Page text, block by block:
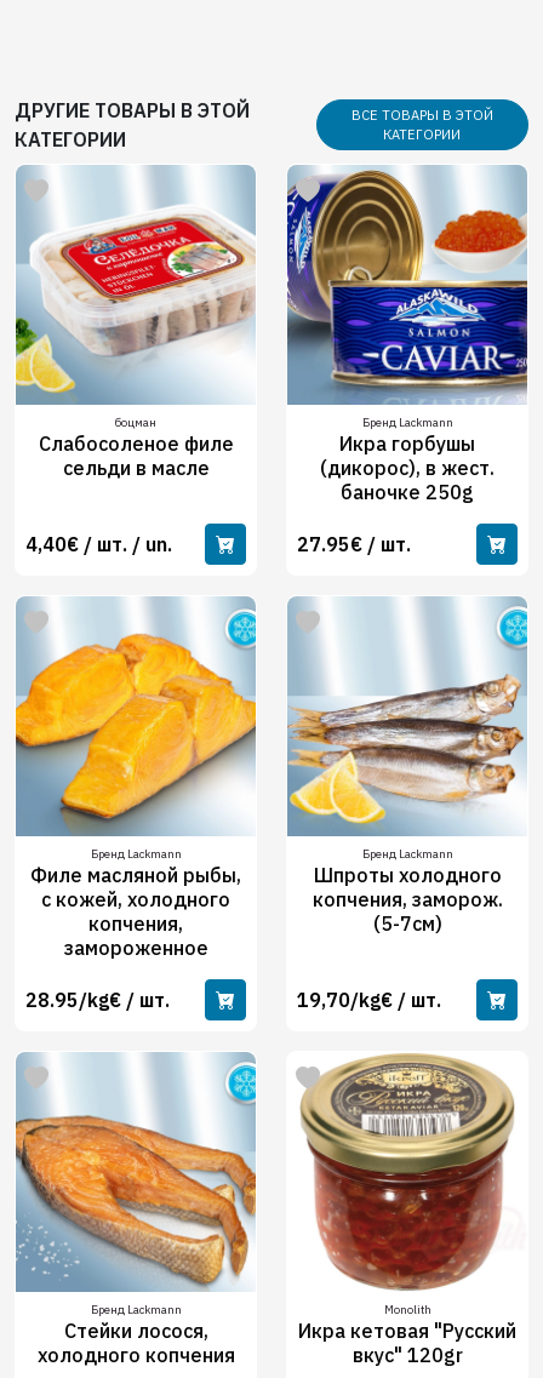
ДРУГИЕ ТОВАРЫ В ЭТОЙ
КАТЕГОРИИ
ВСЕ ТОВАРЫ В ЭТОЙ
КАТЕГОРИИ
боцман
Слабосоленое филе
сельди в масле
4,40€ / шт. / un.
Бренд Lackmann
Икра горбушы
(дикорос), в жест.
баночке 250g
27.95€ / шт.
Бренд Lackmann
Филе масляной рыбы,
с кожей, холодного
копчения,
замороженное
28.95/kg€ / шт.
Бренд Lackmann
Шпроты холодного
копчения, заморож.
(5-7см)
19,70/kg€ / шт.
Бренд Lackmann
Cтейки лосося,
холодного копчения
Monolith
Икра кетовая "Русский
вкус" 120gr